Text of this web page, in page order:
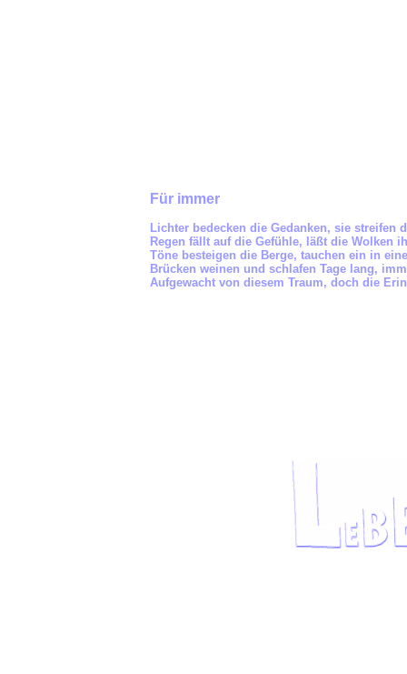
Für immer
Lichter bedecken die Gedanken, sie streifen
Regen fällt auf die Gefühle, läßt die Wolken
Töne besteigen die Berge, tauchen ein in
Brücken weinen und schlafen Tage lang,
Aufgewacht von diesem Traum, doch die